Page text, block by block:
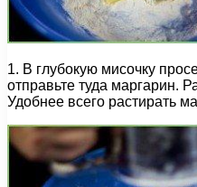
1. В глубокую мисочку
отправьте туда маргарин.
Удобнее всего растирать